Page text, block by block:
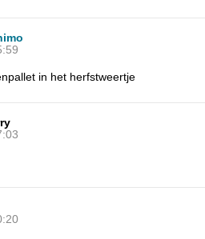
in het herfstweertje